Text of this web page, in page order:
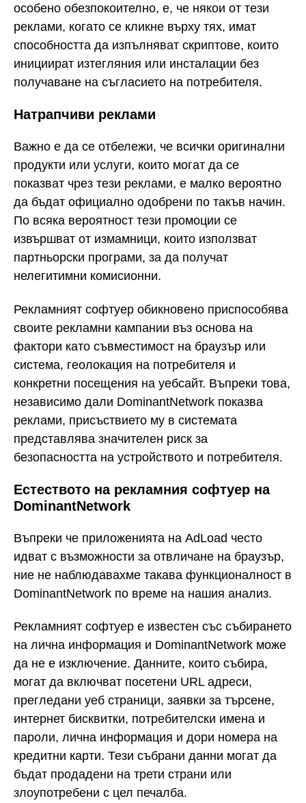
особено обезпокоително, е, че някои от тези
реклами, когато се кликне върху тях, имат
способността да изпълняват скриптове, които
инициират изтегляния или инсталации без
получаване на съгласието на потребителя.
Натрапчиви реклами
Важно е да се отбележи, че всички оригинални
продукти или услуги, които могат да се
показват чрез тези реклами, е малко вероятно
да бъдат официално одобрени по такъв начин.
По всяка вероятност тези промоции се
извършват от измамници, които използват
партньорски програми, за да получат
нелегитимни комисионни.
Рекламният софтуер обикновено приспособява
своите рекламни кампании въз основа на
фактори като съвместимост на браузър или
система, геолокация на потребителя и
конкретни посещения на уебсайт. Въпреки това,
независимо дали DominantNetwork показва
реклами, присъствието му в системата
представлява значителен риск за
безопасността на устройството и потребителя.
Естеството на рекламния софтуер на
DominantNetwork
Въпреки че приложенията на AdLoad често
идват с възможности за отвличане на браузър,
ние не наблюдавахме такава функционалност в
DominantNetwork по време на нашия анализ.
Рекламният софтуер е известен със събирането
на лична информация и DominantNetwork може
да не е изключение. Данните, които събира,
могат да включват посетени URL адреси,
прегледани уеб страници, заявки за търсене,
интернет бисквитки, потребителски имена и
пароли, лична информация и дори номера на
кредитни карти. Тези събрани данни могат да
бъдат продадени на трети страни или
злоупотребени с цел печалба.